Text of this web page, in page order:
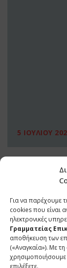
Για να παρέχουμε
cookies που είναι
ηλεκτρονικές
Γραμματείας
αποθήκευση των
(«Αναγκαία»). Με
επιλέξετε.
5 ΙΟΥΛΙΟΥ